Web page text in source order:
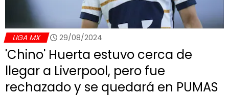
LIGA MX 29/08/2024
'Chino' Huerta estuvo cerca de
llegar a Liverpool, pero fue
rechazado y se quedará en PUMAS